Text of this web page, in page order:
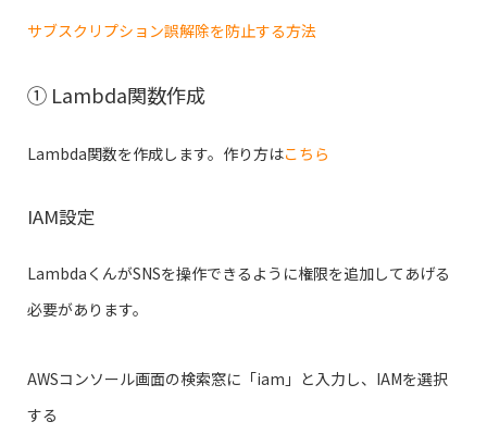
サブスクリプション誤解除を防止する方法
① Lambda関数作成
Lambda関数を作成します。作り方はこちら
IAM設定
LambdaくんがSNSを操作できるように権限を追加してあげる
必要があります。
AWSコンソール画面の検索窓に「iam」と入力し、IAMを選択
する